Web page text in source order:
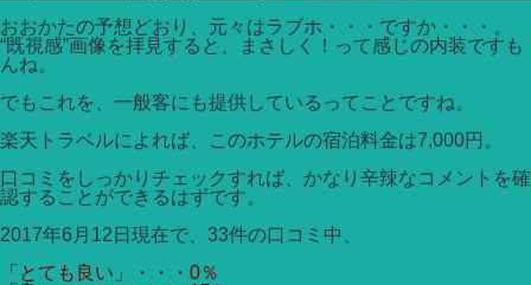
おおかたの予想どおり、元々はラブホ・・・ですか・・・。
“既視感”画像を拝見すると、まさしく！って感じの内装ですも
んね。
でもこれを、一般客にも提供しているってことですね。
楽天トラベルによれば、このホテルの宿泊料金は7,000円。
口コミをしっかりチェックすれば、かなり辛辣なコメントを確
認することができるはずです。
2017年6月12日現在で、33件の口コミ中、
「とても良い」・・・0％